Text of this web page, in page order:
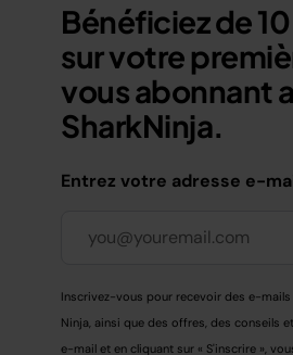
Bénéficiez de
sur votre
vous abonnant
SharkNinja.
Entrez votre adresse e-
Inscrivez-vous pour recevoir des e-
Ninja, ainsi que des offres, des conseils
e-mail et en cliquant sur « S'inscrire »,